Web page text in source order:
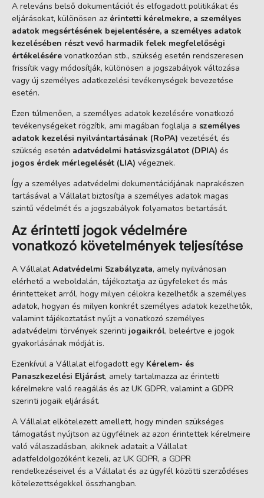
A releváns belső dokumentációt és elfogadott politikákat és
eljárásokat, különösen az érintetti kérelmekre, a személyes
adatok megsértésének bejelentésére, a személyes adatok
kezelésében részt vevő harmadik felek megfelelőségi
értékelésére vonatkozóan stb., szükség esetén rendszeresen
frissítik vagy módosítják, különösen a jogszabályok változása
vagy új személyes adatkezelési tevékenységek bevezetése
esetén.
Ezen túlmenően, a személyes adatok kezelésére vonatkozó
tevékenységeket rögzítik, ami magában foglalja a személyes
adatok kezelési nyilvántartásának (RoPA) vezetését, és
szükség esetén adatvédelmi hatásvizsgálatot (DPIA) és
jogos érdek mérlegelését (LIA) végeznek.
Így a személyes adatvédelmi dokumentációjának naprakészen
tartásával a Vállalat biztosítja a személyes adatok magas
szintű védelmét és a jogszabályok folyamatos betartását.
Az érintetti jogok védelmére
vonatkozó követelmények teljesítése
A VállalatAdatvédelmi Szabályzata, amely nyilvánosan
elérhető a weboldalán, tájékoztatja az ügyfeleket és más
érintetteket arról, hogy milyen célokra kezelhetők a személyes
adatok, hogyan és milyen konkrét személyes adatok kezelhetők,
valamint tájékoztatást nyújt a vonatkozó személyes
adatvédelmi törvények szerinti jogaikról, beleértve e jogok
gyakorlásának módját is.
Ezenkívül a Vállalat elfogadott egy Kérelem- és
Panaszkezelési Eljárást, amely tartalmazza az érintetti
kérelmekre való reagálás és az UK GDPR, valamint a GDPR
szerinti jogaik eljárását.
A Vállalat elkötelezett amellett, hogy minden szükséges
támogatást nyújtson az ügyfélnek az azon érintettek kérelmeire
való válaszadásban, akiknek adatait a Vállalat
adatfeldolgozóként kezeli, az UK GDPR, a GDPR
rendelkezéseivel és a Vállalat és az ügyfél közötti szerződéses
kötelezettségekkel összhangban.